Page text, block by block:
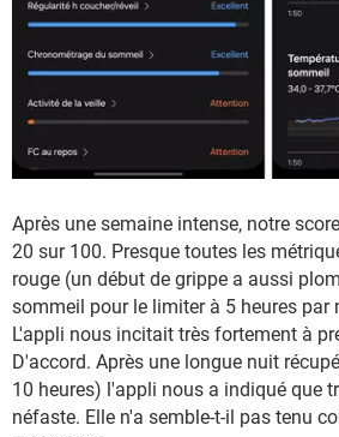
Après une semaine intense, notre
20 sur 100. Presque toutes les
rouge (un début de grippe a aussi
sommeil pour le limiter à 5 heures par
L'appli nous incitait très fortement à
D'accord. Après une longue nuit
10 heures) l'appli nous a indiqué que
néfaste. Elle n'a semble-t-il pas tenu